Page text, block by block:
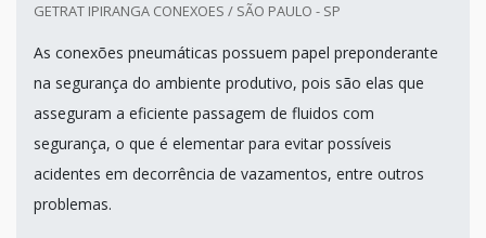
GETRAT IPIRANGA CONEXOES / SÃO PAULO - SP
As conexões pneumáticas possuem papel preponderante
na segurança do ambiente produtivo, pois são elas que
asseguram a eficiente passagem de fluidos com
segurança, o que é elementar para evitar possíveis
acidentes em decorrência de vazamentos, entre outros
problemas.